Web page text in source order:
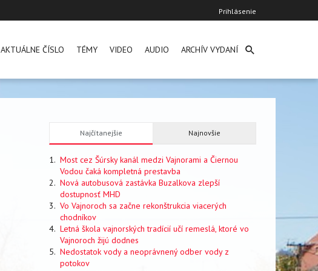
User
account
Prihlásenie
AKTUÁLNE ČÍSLO TÉMY VIDEO AUDIO ARCHÍV VYDANÍ
Najčítanejšie Najnovšie
Most cez Šúrsky kanál medzi Vajnorami a Čiernou
Vodou čaká kompletná prestavba
Nová autobusová zastávka Buzalkova zlepší
dostupnosť MHD
Vo Vajnoroch sa začne rekonštrukcia viacerých
chodníkov
Letná škola vajnorských tradícií učí remeslá, ktoré vo
Vajnoroch žijú dodnes
Nedostatok vody a neoprávnený odber vody z
potokov